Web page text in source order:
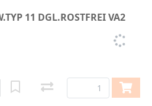
11 DGL.ROSTFREI VA2